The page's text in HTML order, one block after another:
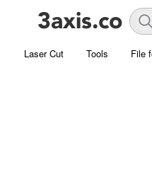
Laser Cut Tools File